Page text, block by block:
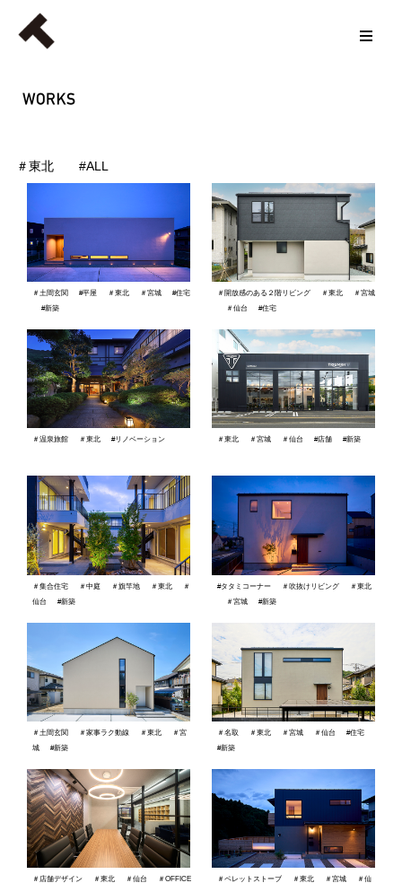
＃東北 #ALL
＃土間玄関 #平屋 ＃東北 ＃宮城
#住宅
#新築
＃開放感のある２階リビング ＃東北
＃宮城
＃仙台
#住宅
＃温泉旅館 ＃東北 #リノベーション ＃東北 ＃宮城 ＃仙台 #店舗 #新築
＃集合住宅 ＃中庭 ＃旗竿地 ＃東北
＃
仙台
#新築
#タタミコーナー ＃吹抜けリビング
＃東北
＃宮城
#新築
＃土間玄関 ＃家事ラク動線 ＃東北
＃宮
城
#新築
＃名取 ＃東北 ＃宮城 ＃仙台
#住宅
#新築
＃店舗デザイン ＃東北 ＃仙台
＃OFFICE
＃ペレットストーブ ＃東北 ＃宮城
＃仙